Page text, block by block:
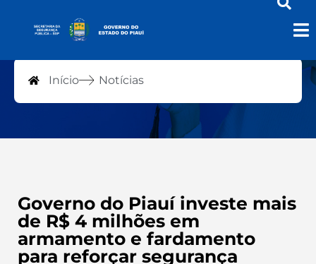
Notícias
Início Notícias
Governo do Piauí investe mais
de R$ 4 milhões em
armamento e fardamento
para reforçar segurança